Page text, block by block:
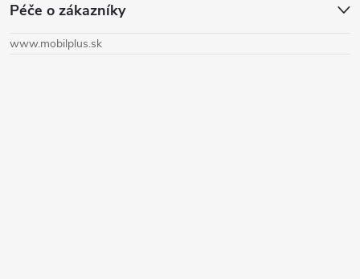
pPéče o zákazníky
www.mobilplus.sk